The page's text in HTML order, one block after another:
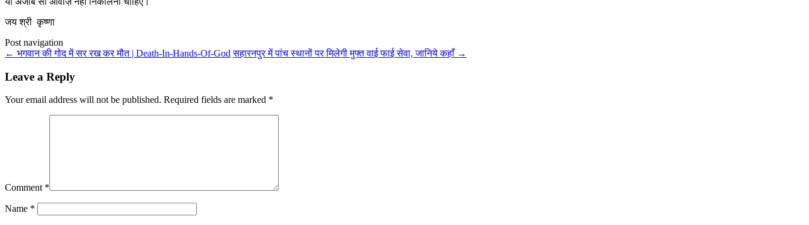
जय श्री कृष्णा
Post navigation
← भगवान की गोद में सर रख कर मौत | Death-In-Hands-Of-God सहारनपुर में पांच स्थानों पर मिलेगी मुफ्त वाई फाई सेवा, जानिये कहाँ →
Leave a Reply
Your email address will not be published. Required fields are marked *
Comment *
Name *